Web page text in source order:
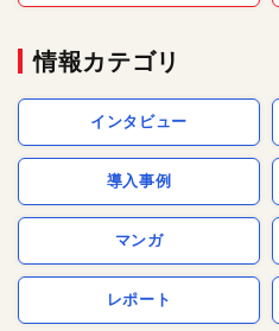
情報カテゴリ
インタビュー
導入事例
マンガ
レポート